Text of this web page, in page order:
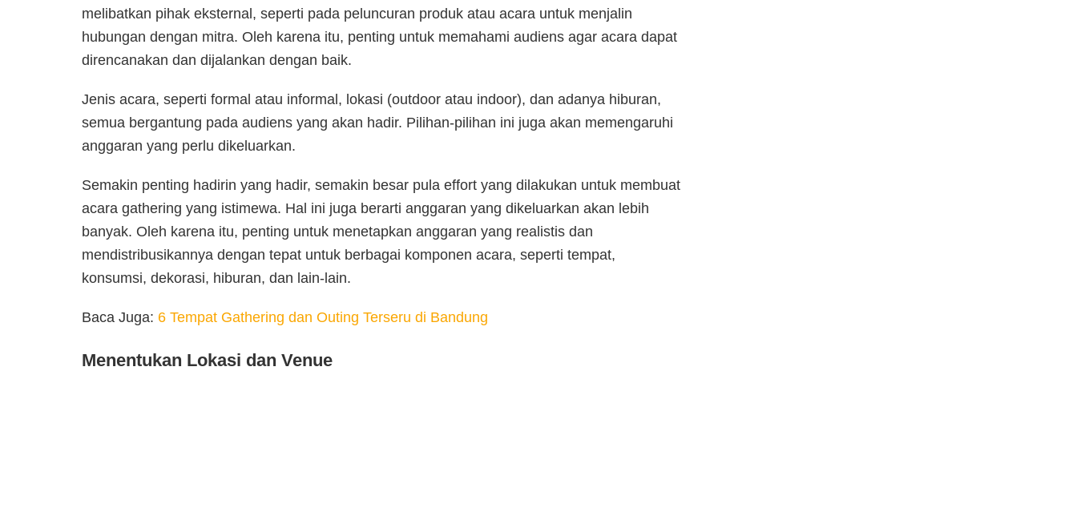
melibatkan pihak eksternal, seperti pada peluncuran produk atau acara untuk menjalin
hubungan dengan mitra. Oleh karena itu, penting untuk memahami audiens agar acara dapat
direncanakan dan dijalankan dengan baik.
Jenis acara, seperti formal atau informal, lokasi (outdoor atau indoor), dan adanya hiburan,
semua bergantung pada audiens yang akan hadir. Pilihan-pilihan ini juga akan memengaruhi
anggaran yang perlu dikeluarkan.
Semakin penting hadirin yang hadir, semakin besar pula effort yang dilakukan untuk membuat
acara gathering yang istimewa. Hal ini juga berarti anggaran yang dikeluarkan akan lebih
banyak. Oleh karena itu, penting untuk menetapkan anggaran yang realistis dan
mendistribusikannya dengan tepat untuk berbagai komponen acara, seperti tempat,
konsumsi, dekorasi, hiburan, dan lain-lain.
Baca Juga: 6 Tempat Gathering dan Outing Terseru di Bandung
Menentukan Lokasi dan Venue